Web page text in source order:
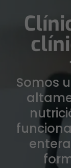
Somos